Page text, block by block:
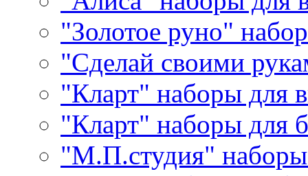
"Золотое руно"
"Сделай своими
"Кларт" наборы для
"Кларт" наборы для
"М.П.студия"